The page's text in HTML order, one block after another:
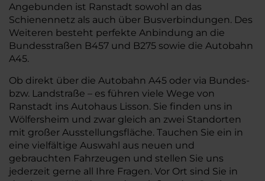
Angebunden ist Ranstadt sowohl an das
Schienennetz als auch über Busverbindungen. Des
Weiteren besteht perfekte Anbindung an die
Bundesstraßen B457 und B275 sowie die Autobahn
A45.
Ob direkt über die Autobahn A45 oder via Bundes-
bzw. Landstraße – es führen viele Wege von
Ranstadt ins Autohaus Lisson. Sie finden uns in
Wölfersheim und zwar gleich an zwei Standorten
mit großer Ausstellungsfläche. Tauchen Sie ein in
eine vielfältige Auswahl aus neuen und
gebrauchten Fahrzeugen und stellen Sie uns
jederzeit gerne all Ihre Fragen. Vor Ort sind Sie in